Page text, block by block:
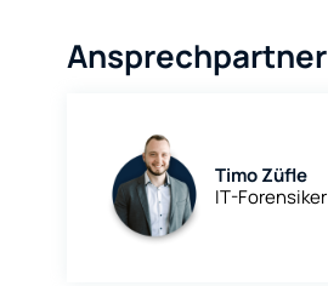
Ansprechpartner
Timo Züfle
IT-Forensiker